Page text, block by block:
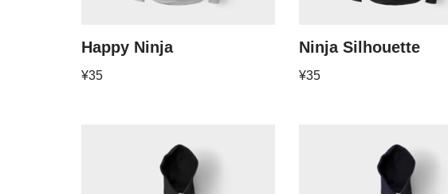
Happy Ninja
¥35
Ninja Silhouette
¥35